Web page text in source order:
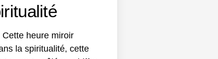
heure miroir
la spiritualité, cette